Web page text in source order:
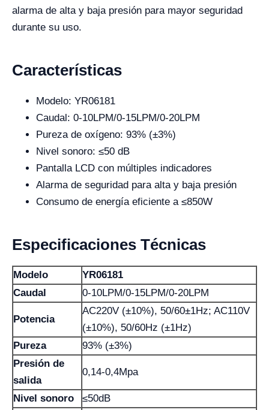
alarma de alta y baja presión para mayor seguridad
durante su uso.
Características
Modelo: YR06181
Caudal: 0-10LPM/0-15LPM/0-20LPM
Pureza de oxígeno: 93% (±3%)
Nivel sonoro: ≤50 dB
Pantalla LCD con múltiples indicadores
Alarma de seguridad para alta y baja presión
Consumo de energía eficiente a ≤850W
Especificaciones Técnicas
Modelo
YR06181
Caudal
0-10LPM/0-15LPM/0-20LPM
Potencia
AC220V (±10%), 50/60±1Hz; AC110V
(±10%), 50/60Hz (±1Hz)
Pureza
93% (±3%)
Presión de
salida
0,14-0,4Mpa
Nivel sonoro
≤50dB